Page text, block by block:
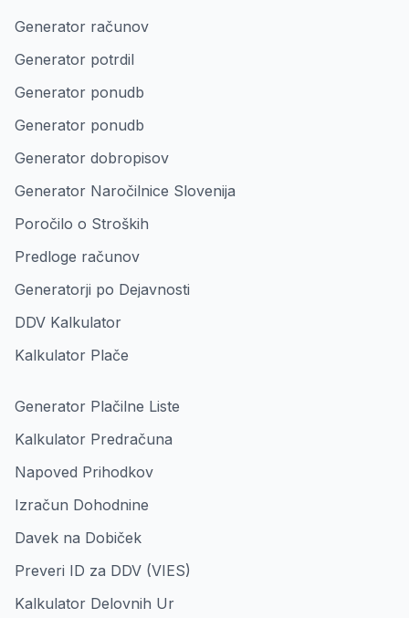
Generator računov
Generator potrdil
Generator ponudb
Generator ponudb
Generator dobropisov
Generator Naročilnice Slovenija
Poročilo o Stroških
Predloge računov
Generatorji po Dejavnosti
DDV Kalkulator
Kalkulator Plače
Generator Plačilne Liste
Kalkulator Predračuna
Napoved Prihodkov
Izračun Dohodnine
Davek na Dobiček
Preveri ID za DDV (VIES)
Kalkulator Delovnih Ur